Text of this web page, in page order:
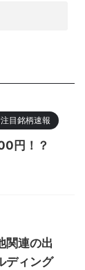
目銘柄速報
円！？
関連の出
ディング